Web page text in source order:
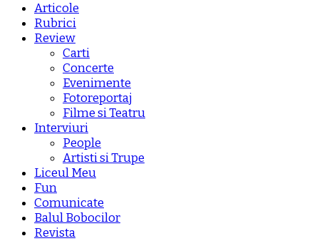
Articole
Rubrici
Review
Carti
Concerte
Evenimente
Fotoreportaj
Filme si Teatru
Interviuri
People
Artisti si Trupe
Liceul Meu
Fun
Comunicate
Balul Bobocilor
Revista